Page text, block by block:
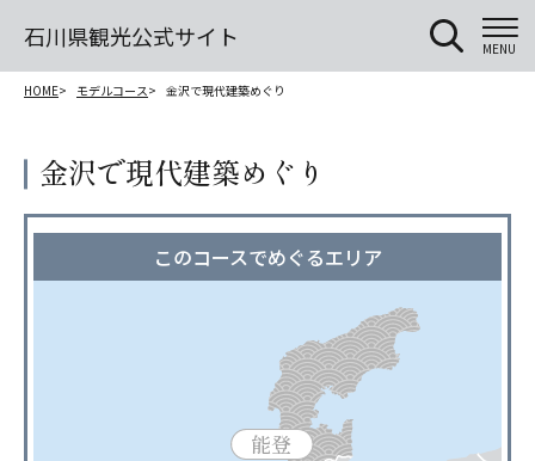
石川県観光公式サイト MENU
HOME モデルコース 金沢で現代建築めぐり
金沢で現代建築めぐり
このコースでめぐるエリア